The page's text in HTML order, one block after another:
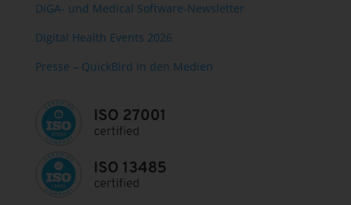
DiGA- und Medical Software-Newsletter
Digital Health Events 2026
Presse – QuickBird in den Medien